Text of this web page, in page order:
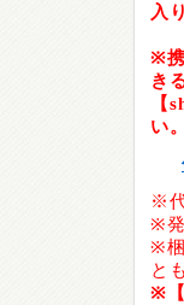
入
※
き
【
い。
※
※
※梱
と
※【